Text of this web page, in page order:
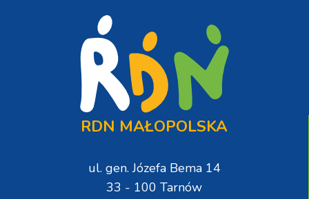
RDN MAŁOPOLSKA
ul. gen. Józefa Bema 14
33 - 100 Tarnów